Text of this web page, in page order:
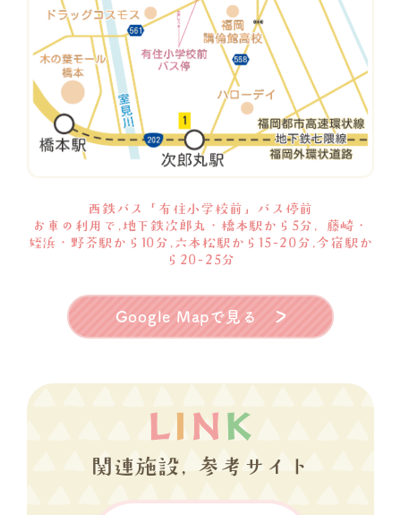
西鉄バス「有住小学校前」バス停前
お車の利用で,地下鉄次郎丸・橋本駅から5分, 藤崎・
姪浜・野芥駅から10分,六本松駅から15-20分,今宿駅か
ら20-25分
Google Mapで見る
関連施設, 参考サイト